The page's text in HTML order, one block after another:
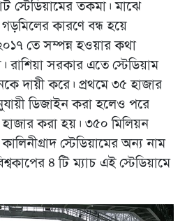
তকমা। মাঝে
কারণে বন্ধ হয়ে
তে সম্পন্ন হওয়ার কথা
রাশিয়া সরকার এতে স্টেডিয়াম
দায়ী করে। প্রথমে ৩৫ হাজার
ডিজাইন করা হলেও পরে
করা হয়। ৩৫০ মিলিয়ন
কালিনীগ্রাদ স্টেডিয়ামের অন্য নাম
৪ টি ম্যাচ এই স্টেডিয়ামে